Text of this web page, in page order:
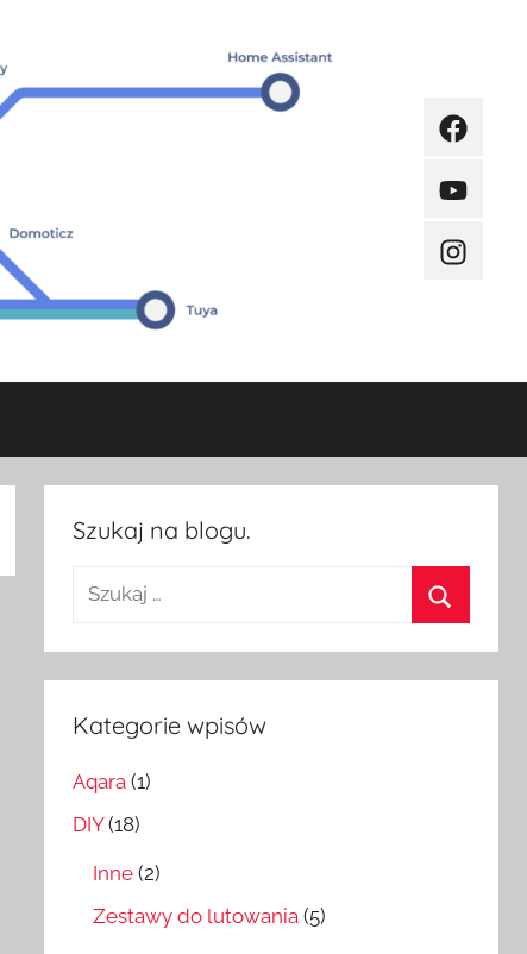
Facebook
Youtube
Szukaj na blogu.
Szukaj:
Kategorie wpisów
Aqara (1)
DIY(18)
Inne (2)
Zestawy do lutowania (5)